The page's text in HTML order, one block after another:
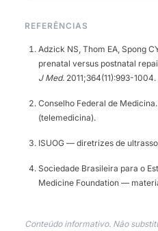
REFERÊNCIAS
Adzick NS, Thom EA, Spong
prenatal versus postnatal
J Med. 2011;364(11):993-1004.
Conselho Federal de
(telemedicina).
ISUOG — diretrizes de
Sociedade Brasileira para o
Medicine Foundation —
Conteúdo informativo. Não